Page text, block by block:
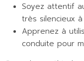
Soyez attentif
très silencieux
Apprenez à
conduite pour